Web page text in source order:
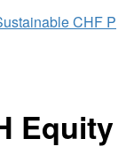
CHF P
Equity